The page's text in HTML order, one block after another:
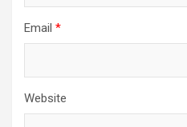
Email *
Website